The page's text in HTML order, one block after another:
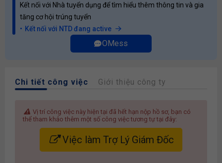
Kết nối với Nhà tuyển dụng để tìm hiểu thêm thông tin và gia
tăng cơ hội trúng tuyển
Kết nối với NTD đang active
OMess
Chi tiết công việc Giới thiệu công ty
Vị trí công việc này hiện tại đã hết hạn nộp hồ sơ, bạn có
thể tham khảo thêm một số công việc tương tự tại đây:
Việc làm Trợ Lý Giám Đốc